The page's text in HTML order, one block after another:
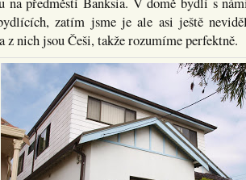
zatím jsme je ale asi ještě
z nich jsou Češi, takže rozumíme perfektně.